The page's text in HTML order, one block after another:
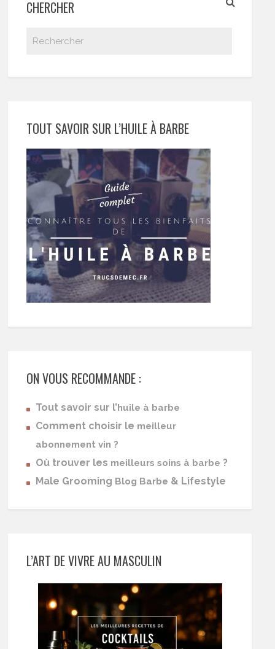
CHERCHER
TOUT SAVOIR SUR L’HUILE À BARBE
ON VOUS RECOMMANDE :
Tout savoir sur l’huile à barbe
Comment choisir le meilleur
abonnement vin ?
Où trouver les meilleurs soins à barbe ?
Male Grooming Blog Barbe & Lifestyle
L’ART DE VIVRE AU MASCULIN